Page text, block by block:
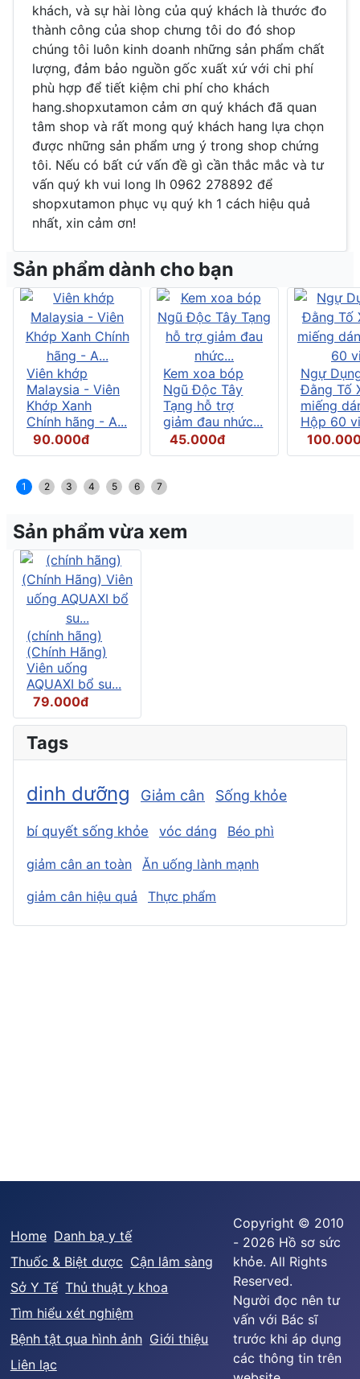
khách, và sự hài lòng của quý khách là thước đo
thành công của shop chưng tôi do đó shop
chúng tôi luôn kinh doanh những sản phẩm chất
lượng, đảm bảo nguồn gốc xuất xứ với chi phí
phù hợp để tiết kiệm chi phí cho khách
hang.shopxutamon cảm ơn quý khách đã quan
tâm shop và rất mong quý khách hang lựa chọn
được những sản phẩm ưng ý trong shop chứng
tôi. Nếu có bất cứ vấn đề gì cần thắc mắc và tư
vấn quý kh vui long lh 0962 278892 để
shopxutamon phục vụ quý kh 1 cách hiệu quả
nhất, xin cảm ơn!
Sản phẩm dành cho bạn
Viên khớp
Malaysia - Viên
Khớp Xanh
Chính hãng - A...
90.000đ
Kem xoa bóp
Ngũ Độc Tây
Tạng hỗ trợ
giảm đau nhức...
45.000đ
Ngự
Đằng Tố
miếng
Hộp 60
1 2 3 4 5 6 7
Sản phẩm vừa xem
(chính hãng)
(Chính Hãng)
Viên uống
AQUAXI bổ su...
79.000đ
Tags
dinh dưỡng Giảm cân Sống khỏe
bí quyết sống khỏe vóc dáng Béo phì
giảm cân an toàn
Ăn uống lành mạnh
giảm cân hiệu quả
Thực phẩm
Home Danh bạ y tế
Thuốc & Biệt dược Cận lâm sàng
Sở Y Tế Thủ thuật y khoa
Tìm hiểu xét nghiệm
Bệnh tật qua hình ảnh Giới thiệu
Liên lạc
Copyright © 2010
- 2026 Hồ sơ sức
khỏe. All Rights
Reserved.
Người đọc nên tư
vấn với Bác sĩ
trước khi áp dụng
các thông tin trên